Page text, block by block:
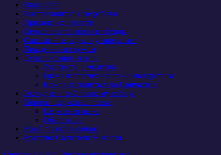
Наш собор
Восстановительные работы
Приходские новости
Церковные таинства и обряды
Спасский народный университет
Праздники и службы
Душеполезное чтение
Акафисты и молитвы
Грехи человеческие по 20 мытарствам
Как приготовиться ко Причастию
Экскурсии по Спасскому собору
Новости церковной лавки
Церковная лавка
Обзор книг
Хор Спасского собора
Братство Святителя Николая